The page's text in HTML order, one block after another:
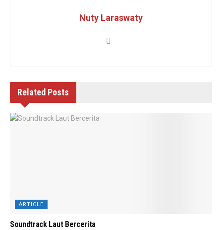
Nuty Laraswaty
Related Posts
ARTICLE
Soundtrack Laut Bercerita